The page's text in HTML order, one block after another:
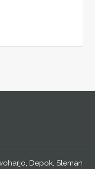
Depok, Sleman